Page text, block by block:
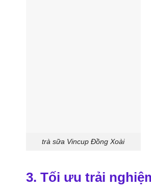
trà sữa Vincup Đồng Xoài
3. Tối ưu trải